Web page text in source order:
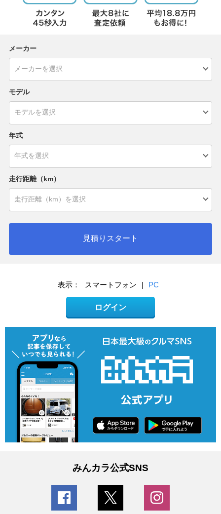
メーカー
モデル
年式
走行距離（km）
見積りスタート
表示： スマートフォン | PC
ログイン
みんカラ公式SNS